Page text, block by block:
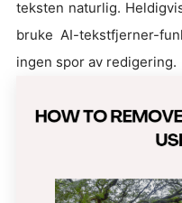
teksten naturlig.
bruke AI-tekstfjerner-
ingen spor av redigering.